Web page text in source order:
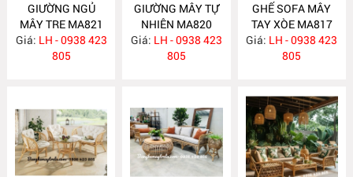
GIƯỜNG NGỦ
MÂY TRE MA821
Giá: LH - 0938 423
805
GIƯỜNG MÂY TỰ
NHIÊN MA820
Giá: LH - 0938 423
805
GHẾ SOFA MÂY
TAY XÒE MA817
Giá: LH - 0938 423
805